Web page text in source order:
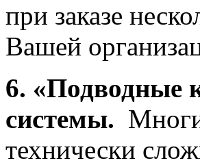
при заказе
Вашей
6. «Подводные
системы.
технически